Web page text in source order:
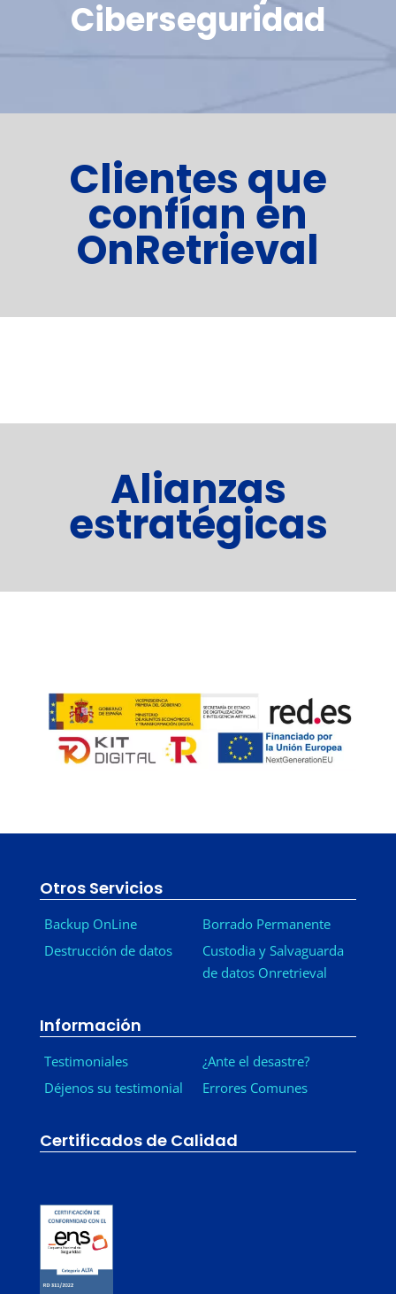
Ciberseguridad
Clientes que
confían en
OnRetrieval
Alianzas
estratégicas
Otros Servicios
Backup OnLine
Destrucción de datos
Borrado Permanente
Custodia y Salvaguarda
de datos Onretrieval
Información
Testimoniales
Déjenos su testimonial
¿Ante el desastre?
Errores Comunes
Certificados de Calidad